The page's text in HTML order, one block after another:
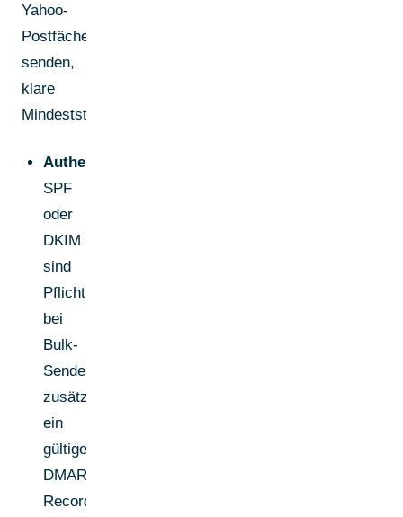
Yahoo-
Postfächer
senden,
klare
Mindeststandards:
Authentifizierung:
SPF
oder
DKIM
sind
Pflicht;
bei
Bulk-
Sendern
zusätzlich
ein
gültiger
DMARC-
Record